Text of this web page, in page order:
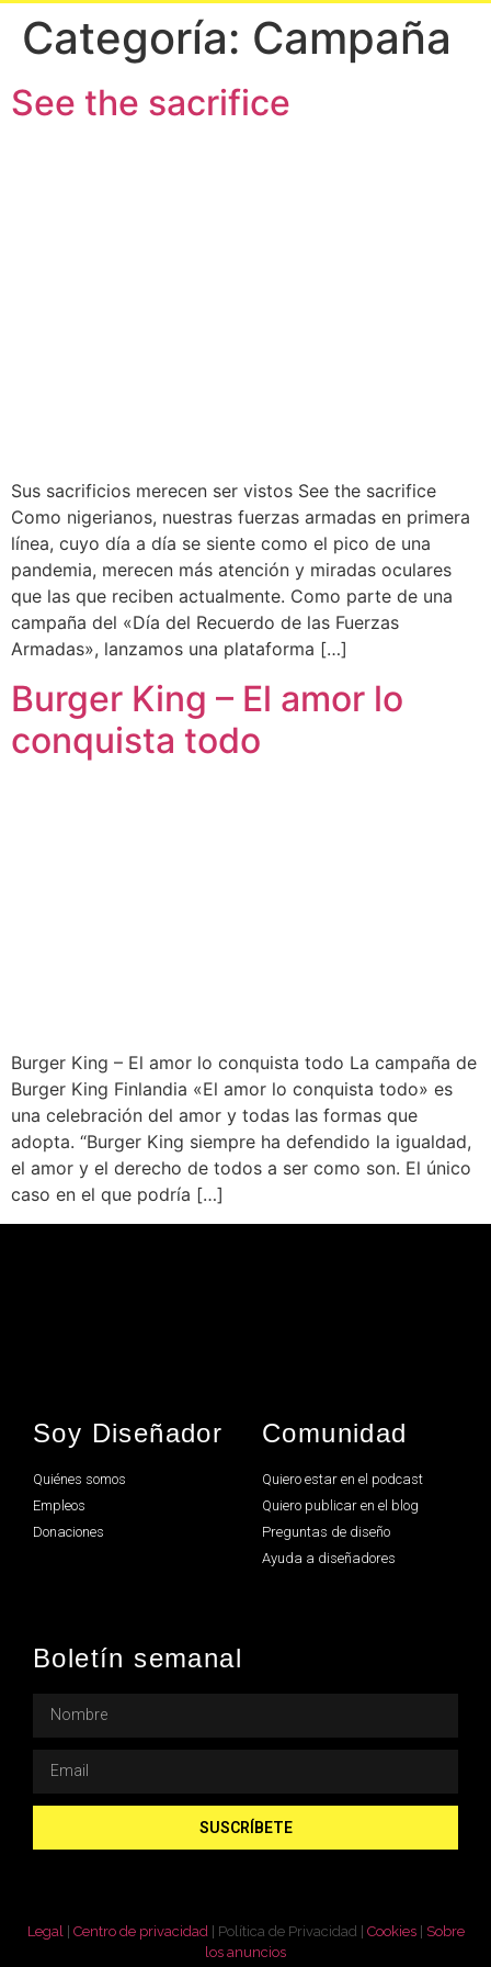
Categoría: Campaña
See the sacrifice
Sus sacrificios merecen ser vistos See the sacrifice
Como nigerianos, nuestras fuerzas armadas en primera
línea, cuyo día a día se siente como el pico de una
pandemia, merecen más atención y miradas oculares
que las que reciben actualmente. Como parte de una
campaña del «Día del Recuerdo de las Fuerzas
Armadas», lanzamos una plataforma […]
Burger King – El amor lo
conquista todo
Burger King – El amor lo conquista todo La campaña de
Burger King Finlandia «El amor lo conquista todo» es
una celebración del amor y todas las formas que
adopta. “Burger King siempre ha defendido la igualdad,
el amor y el derecho de todos a ser como son. El único
caso en el que podría […]
Soy Diseñador
Quiénes somos
Empleos
Donaciones
Comunidad
Quiero estar en el podcast
Quiero publicar en el blog
Preguntas de diseño
Ayuda a diseñadores
Boletín semanal
SUSCRÍBETE
Legal | Centro de privacidad | Política de Privacidad | Cookies| Sobre
los anuncios